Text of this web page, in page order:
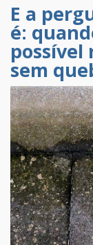
E a
é:
possível
sem